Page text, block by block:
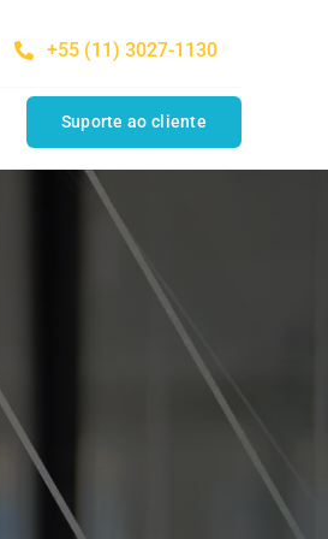
+55 (11) 3027-1130
Suporte ao cliente